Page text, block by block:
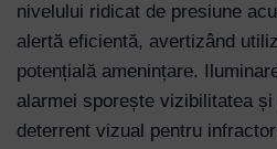
nivelului ridicat de presiune
alertă eficientă, avertizând
potențială amenințare.
alarmei sporește vizibilitatea
deterrent vizual pentru